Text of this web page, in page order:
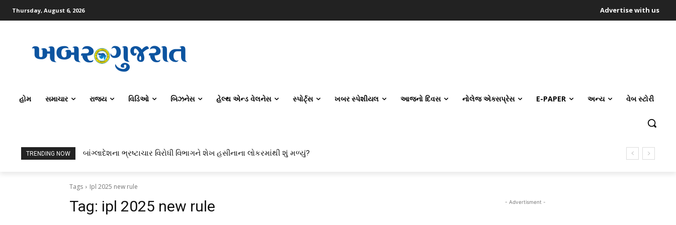
Thursday, August 6, 2026 Advertise with us
હોમ સમાચાર રાજ્ય વિડિઓ બિઝનેસ હેલ્થ એન્ડ વેલનેસ સ્પોર્ટ્સ ખબર સ્પેશીયલ આજનો દિવસ નોલેજ એક્સપ્રેસ E-PAPER અન્ય વેબ સ્ટોરી
TRENDING NOW બાંગ્લાદેશના ભ્રષ્ટાચાર વિરોધી વિભાગને શેખ હસીનાના લોકરમાંથી શું મળ્યું?
Tags Ipl 2025 new rule
Tag: ipl 2025 new rule - Advertisment -